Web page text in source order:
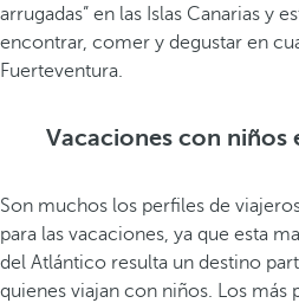
arrugadas” en las Islas Canarias y
encontrar, comer y degustar en
Fuerteventura.
Vacaciones con niños
Son muchos los perfiles de
para las vacaciones, ya que esta
del Atlántico resulta un destino
quienes viajan con niños. Los más